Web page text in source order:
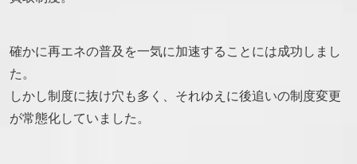
確かに再エネの普及を一気に加速することには成功しまし
た。
しかし制度に抜け穴も多く、それゆえに後追いの制度変更
が常態化していました。